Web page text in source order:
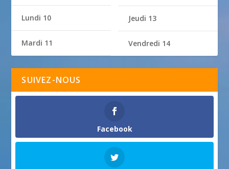
Lundi 10
Mardi 11
Jeudi 13
Vendredi 14
SUIVEZ-NOUS
Facebook